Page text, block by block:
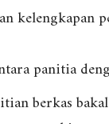
kelengkapan
panitia
berkas